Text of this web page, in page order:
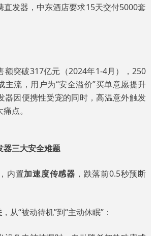
直发器，中东酒店要求15天交付5000套
额突破317亿元（2024年1-4月），250
主流，用户为“安全溢价”买单意愿提升
器因便携性受宠的同时，高温意外触发
点。
器三大安全难题
内置加速度传感器 ，跌落前0.5秒预断
，从“被动待机”到“主动休眠”：